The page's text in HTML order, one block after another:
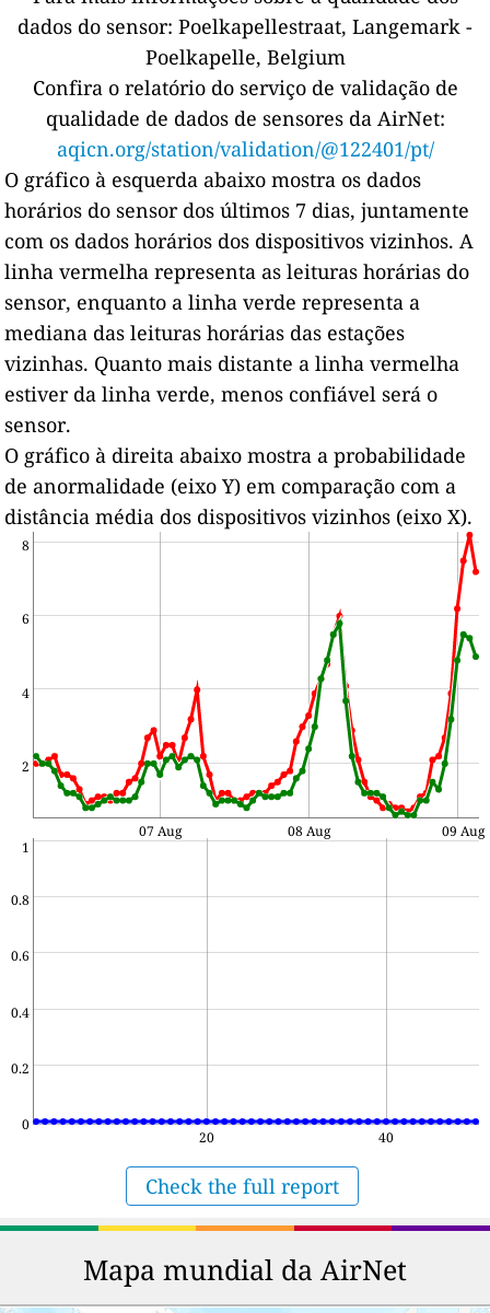
dados do sensor: Poelkapellestraat, Langemark -
Poelkapelle, Belgium
Confira o relatório do serviço de validação de
qualidade de dados de sensores da AirNet:
aqicn.org/station/validation/@122401/pt/
O gráfico à esquerda abaixo mostra os dados
horários do sensor dos últimos 7 dias, juntamente
com os dados horários dos dispositivos vizinhos. A
linha vermelha representa as leituras horárias do
sensor, enquanto a linha verde representa a
mediana das leituras horárias das estações
vizinhas. Quanto mais distante a linha vermelha
estiver da linha verde, menos confiável será o
sensor.
O gráfico à direita abaixo mostra a probabilidade
de anormalidade (eixo Y) em comparação com a
distância média dos dispositivos vizinhos (eixo X).
2
4
6
8
07 Aug 08 Aug 09 Aug
0
0.2
0.4
0.6
0.8
1
20 40
Check the full report
Mapa mundial da AirNet